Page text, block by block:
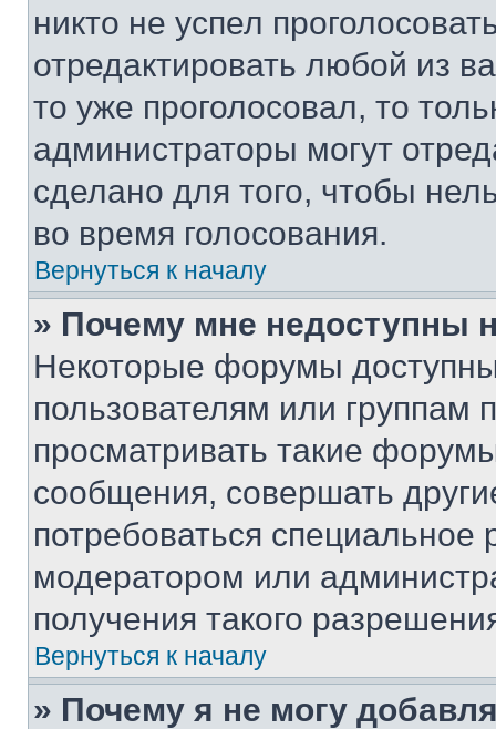
никто не успел
отредактировать любой из
то уже проголосовал, то
администраторы могут
сделано для того, чтобы
во время голосования.
Вернуться к началу
» Почему мне недоступны
Некоторые форумы
пользователям или группам
просматривать такие
сообщения, совершать
потребоваться
модератором или
получения такого
Вернуться к началу
» Почему я не могу